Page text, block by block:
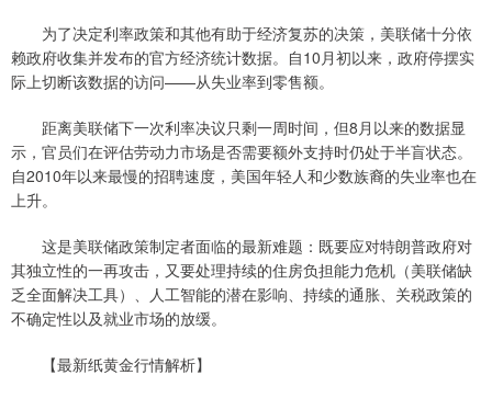
为了决定利率政策和其他有助于经济复苏的决策，美联储十分依
赖政府收集并发布的官方经济统计数据。自10月初以来，政府停摆实
际上切断该数据的访问——从失业率到零售额。
距离美联储下一次利率决议只剩一周时间，但8月以来的数据显
示，官员们在评估劳动力市场是否需要额外支持时仍处于半盲状态。
自2010年以来最慢的招聘速度，美国年轻人和少数族裔的失业率也在
上升。
这是美联储政策制定者面临的最新难题：既要应对特朗普政府对
其独立性的一再攻击，又要处理持续的住房负担能力危机（美联储缺
乏全面解决工具）、人工智能的潜在影响、持续的通胀、关税政策的
不确定性以及就业市场的放缓。
【最新纸黄金行情解析】